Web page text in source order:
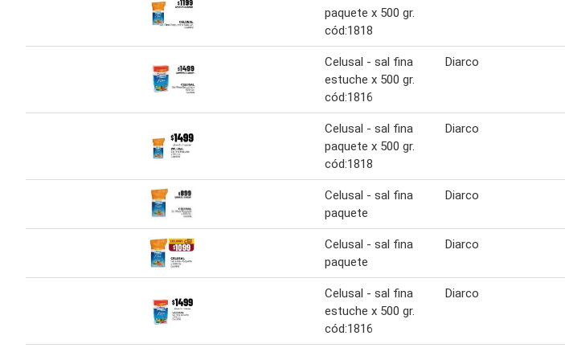
paquete x 500 gr.
cód:1818
Celusal - sal fina
estuche x 500 gr.
cód:1816
Diarco
Celusal - sal fina
paquete x 500 gr.
cód:1818
Diarco
Celusal - sal fina
paquete
Diarco
Celusal - sal fina
paquete
Diarco
Celusal - sal fina
estuche x 500 gr.
cód:1816
Diarco